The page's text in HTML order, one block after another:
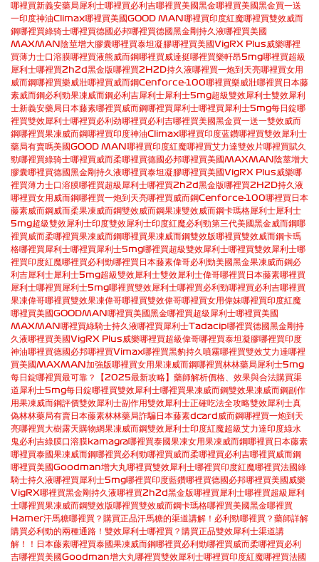
哪裡買新義安藥局 犀利士哪裡買必利吉哪裡買美國黑金哪裡買美國黑金買一送
一印度神油Climax哪裡買美國GOOD MAN哪裡買印度紅魔哪裡買雙效威而
鋼哪裡買綠骑士哪裡買德國必邦哪裡買德國黑金剛持久液哪裡買美國
MAXMAN陰莖增大膠囊哪裡買泰坦凝膠哪裡買美國VigRX Plus威樂哪裡
買薄力士口溶膜哪裡買液熊威而鋼哪裡買威達挺哪裡買樂軒昂5mg哪裡買超級
犀利士哪裡買2h2d黑金版哪裡買2H2D持久液哪裡買一炮到天亮哪裡買女用
威而鋼哪裡買樂威壯哪裡買威而鋼Cenforce-100哪裡買樂威壯哪裡買 日本藤
素威而鋼必利勁果凍威而鋼必利吉犀利士犀利士5mg超級雙效犀利士雙效犀利
士新義安藥局 日本藤素哪裡買威而鋼哪裡買 犀利士哪裡買 犀利士5mg每日錠哪
裡買雙效犀利士哪裡買必利劲哪裡買必利吉哪裡買美國黑金買一送一雙效威而
鋼哪裡買果凍威而鋼哪裡買印度神油Climax哪裡買印度蓝鑽哪裡買雙效犀利士
藥局有賣嗎美國GOOD MAN哪裡買印度紅魔哪裡買艾力達雙效片哪裡買賦久
勁哪裡買綠骑士哪裡買威而柔哪裡買德國必邦哪裡買美國MAXMAN陰莖增大
膠囊哪裡買德國黑金剛持久液哪裡買泰坦凝膠哪裡買美國VigRX Plus威樂哪
裡買薄力士口溶膜哪裡買超級犀利士哪裡買2h2d黑金版哪裡買2H2D持久液
哪裡買女用威而鋼哪裡買一炮到天亮哪裡買威而鋼Cenforce-100哪裡買 日本
藤素威而鋼威而柔果凍威而鋼雙效威而鋼果凍雙效威而鋼卡瑪格犀利士犀利士
5mg超級雙效犀利士印度雙效犀利士印度紅魔必利勁第三代美國黑金威而鋼哪
裡買威而柔哪裡買果凍威而鋼哪裡買果凍威而鋼雙效版哪裡買雙效威而鋼卡瑪
格哪裡買 犀利士哪裡買 犀利士5mg哪裡買超級雙效犀利士哪裡買雙效犀利士哪
裡買印度紅魔哪裡買必利勁哪裡買 日本藤素偉哥必利勁美國黑金果凍威而鋼必
利吉犀利士犀利士5mg超級雙效犀利士雙效犀利士偉哥哪裡買 日本藤素哪裡買
犀利士哪裡買 犀利士5mg哪裡買雙效犀利士哪裡買必利勁哪裡買必利吉哪裡買
果凍偉哥哪裡買雙效果凍偉哥哪裡買雙效偉哥哪裡買女用偉妹哪裡買印度紅魔
哪裡買美國GOODMAN哪裡買美國黑金哪裡買超級犀利士哪裡買美國
MAXMAN哪裡買綠騎士持久液哪裡買 犀利士Tadacip哪裡買德國黑金剛持
久液哪裡買美國VigRX Plus威樂哪裡買超級偉哥哪裡買泰坦凝膠哪裡買印度
神油哪裡買德國必邦哪裡買Vimax哪裡買黑豹持久噴霧哪裡買雙效艾力達哪裡
買美國MAXMAN加強版哪裡買女用果凍威而鋼哪裡買林林藥局 犀利士5mg
每日錠哪裡買最可靠？【2025最新攻略】藥師解析價格、效果與合法購買渠
道 犀利士5mg每日錠哪裡買雙效犀利士哪裡買果凍威而鋼雙效果凍威而鋼副作
用果凍威而鋼評價雙效犀利士副作用雙效犀利士正確吃法全攻略雙效犀利士真
偽林林藥局有賣日本藤素林林藥局詐騙日本藤素dcard 威而鋼哪裡買一炮到天
亮哪裡買大樹露天購物網果凍威而鋼雙效犀利士印度紅魔超級艾力達印度綠水
鬼必利吉綠膜口溶膜kamagra哪裡買泰國果凍女用果凍威而鋼哪裡買 日本藤素
哪裡買泰國果凍威而鋼哪裡買必利勁哪裡買威而柔哪裡買必利吉哪裡買威而鋼
哪裡買美國Goodman增大丸哪裡買雙效犀利士哪裡買印度紅魔哪裡買法國綠
騎士持久液哪裡買 犀利士5mg哪裡買印度藍鑽哪裡買德國必邦哪裡買美國威樂
VigRX哪裡買黑金剛持久液哪裡買2h2d黑金版哪裡買 犀利士哪裡買超級犀利
士哪裡買果凍威而鋼雙效版哪裡買雙效威而鋼卡瑪格哪裡買美國黑金哪裡買
Hamer汗馬糖哪裡買？購買正品汗馬糖的渠道講解！ 必利勁哪裡買？藥師詳解
購買必利勁的兩種通路！ 雙效犀利士哪裡買？購買正品雙效犀利士渠道講
解！！ 日本藤素哪裡買泰國果凍威而鋼哪裡買必利勁哪裡買威而柔哪裡買必利
吉哪裡買美國Goodman增大丸哪裡買雙效犀利士哪裡買印度紅魔哪裡買法國